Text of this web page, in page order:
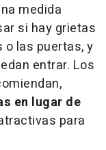
medida
si hay grietas
o las puertas, y
entrar. Los
en lugar de
para